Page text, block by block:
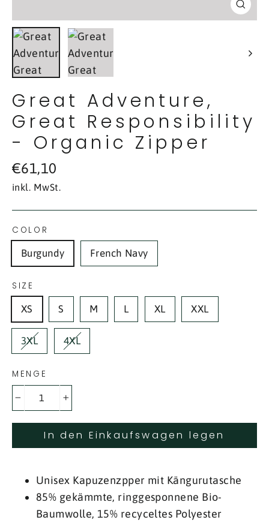
Great Adventure,
Great Responsibility
- Organic Zipper
Normaler
Preis
€61,10
inkl. MwSt.
COLOR
Burgundy French Navy
SIZE
XS S M L XL XXL
3XL 4XL
MENGE
In den Einkaufswagen legen
Unisex Kapuzenzpper mit Kängurutasche
85% gekämmte, ringgesponnene Bio-
Baumwolle, 15% recyceltes Polyester